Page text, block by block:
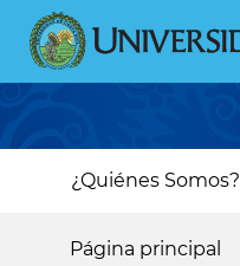
Pasar
contenido
principal
Main¿Quiénes Somos?
Página principal